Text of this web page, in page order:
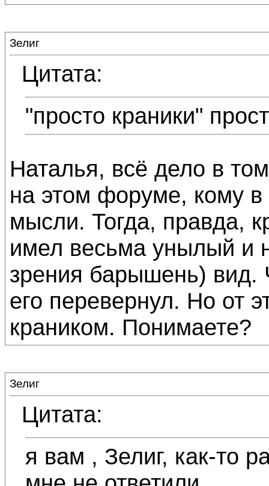
Зелиг
Цитата:
"просто краники"
Наталья, всё дело в
на этом форуме, кому
мысли. Тогда, правда,
имел весьма унылый и
зрения барышень) вид.
его перевернул. Но от
краником. Понимаете?
Зелиг
Цитата:
я вам , Зелиг, как-то